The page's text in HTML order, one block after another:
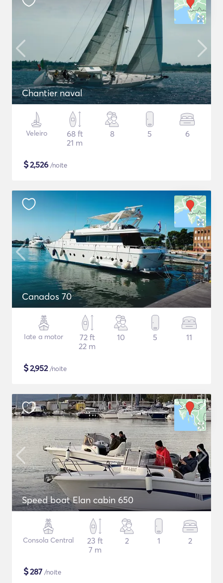
Chantier naval
Veleiro
68 ft
21 m
8 5 6
$2,526 /noite
Canados 70
Iate a motor
72 ft
22 m
10 5 11
$2,952/noite
Speed boat Elan cabin 650
Consola Central
23 ft
7 m
2 1 2
$287 /noite